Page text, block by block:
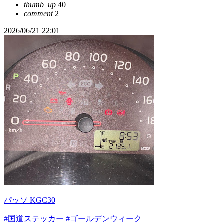
thumb_up 40
comment2
2026/06/21 22:01
パッソ KGC30
#国道ステッカー #ゴールデンウィーク